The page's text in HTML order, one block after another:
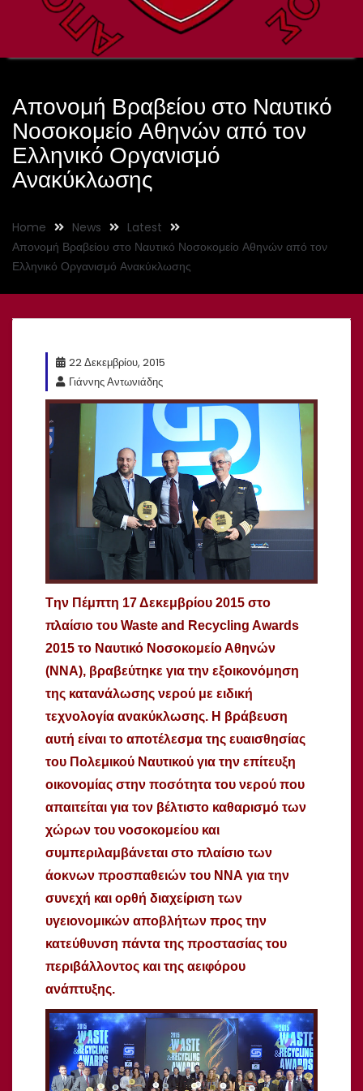
Απονομή Βραβείου στο Ναυτικό
Νοσοκομείο Αθηνών από τον
Ελληνικό Οργανισμό
Ανακύκλωσης
Home News
Latest
Απονομή Βραβείου στο Ναυτικό Νοσοκομείο Αθηνών από τον
Ελληνικό Οργανισμό Ανακύκλωσης
22 Δεκεμβρίου, 2015
Γιάννης Αντωνιάδης
Tην Πέμπτη 17 Δεκεμβρίου 2015 στο
πλαίσιο του Waste and Recycling Awards
2015 το Ναυτικό Νοσοκομείο Αθηνών
(ΝΝΑ), βραβεύτηκε για την εξοικονόμηση
της κατανάλωσης νερού με ειδική
τεχνολογία ανακύκλωσης. Η βράβευση
αυτή είναι το αποτέλεσμα της ευαισθησίας
του Πολεμικού Ναυτικού για την επίτευξη
οικονομίας στην ποσότητα του νερού που
απαιτείται για τον βέλτιστο καθαρισμό των
χώρων του νοσοκομείου και
συμπεριλαμβάνεται στο πλαίσιο των
άοκνων προσπαθειών του ΝΝΑ για την
συνεχή και ορθή διαχείριση των
υγειονομικών αποβλήτων προς την
κατεύθυνση πάντα της προστασίας του
περιβάλλοντος και της αειφόρου
ανάπτυξης.